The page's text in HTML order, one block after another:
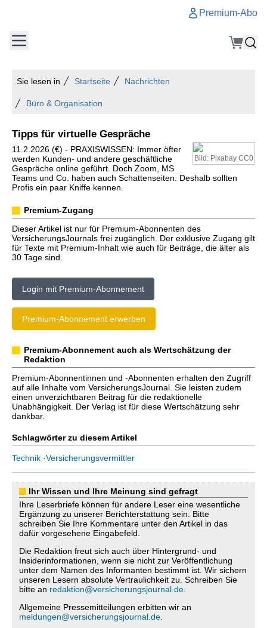
Premium-Abo
Sie lesen in Startseite Nachrichten
Büro & Organisation
Tipps für virtuelle Gespräche
Bild: Pixabay CC0
11.2.2026 (€) - PRAXISWISSEN: Immer öfter
werden Kunden- und andere geschäftliche
Gespräche online geführt. Doch Zoom, MS
Teams und Co. haben auch Schattenseiten. Deshalb sollten
Profis ein paar Kniffe kennen.
Premium-Zugang
Dieser Artikel ist nur für Premium-Abonnenten des
VersicherungsJournals frei zugänglich. Der exklusive Zugang gilt
für Texte mit Premium-Inhalt wie auch für Beiträge, die älter als
30 Tage sind.
Login mit Premium-Abonnement
Premium-Abonnement erwerben
Premium-Abonnement auch als Wertschätzung der
Redaktion
Premium-Abonnentinnen und -Abonnenten erhalten den Zugriff
auf alle Inhalte vom VersicherungsJournal. Sie leisten zudem
einen unverzichtbaren Beitrag für die redaktionelle
Unabhängigkeit. Der Verlag ist für diese Wertschätzung sehr
dankbar.
Schlagwörter zu diesem Artikel
Technik ·Versicherungsvermittler
Ihr Wissen und Ihre Meinung sind gefragt
Ihre Leserbriefe können für andere Leser eine wesentliche
Ergänzung zu unserer Berichterstattung sein. Bitte
schreiben Sie Ihre Kommentare unter den Artikel in das
dafür vorgesehene Eingabefeld.
Die Redaktion freut sich auch über Hintergrund- und
Insiderinformationen, wenn sie nicht zur Veröffentlichung
unter dem Namen des Informanten bestimmt ist. Wir sichern
unseren Lesern absolute Vertraulichkeit zu. Schreiben Sie
bitte an redaktion@versicherungsjournal.de
Allgemeine Pressemitteilungen erbitten wir an
meldungen@versicherungsjournal.de